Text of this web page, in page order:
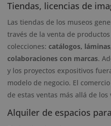
Tiendas, licencias de
Las tiendas de los museos
través de la venta de
colecciones: catálogos,
colaboraciones con marcas.
y los proyectos expositivos
modelo de negocio. El
de estas ventas más allá de
Alquiler de espacios